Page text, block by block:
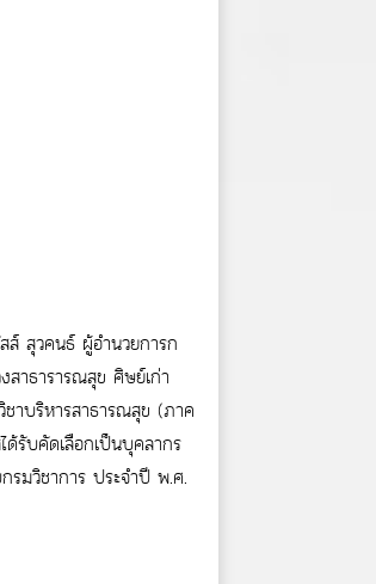
ส์ สุวคนธ์ ผู้อำนวยการก
าธารารณสุข ศิษย์เก่า
าบริหารสาธารณสุข (ภาค
รับคัดเลือกเป็นบุคลากร
รมวิชาการ ประจำปี พ.ศ.